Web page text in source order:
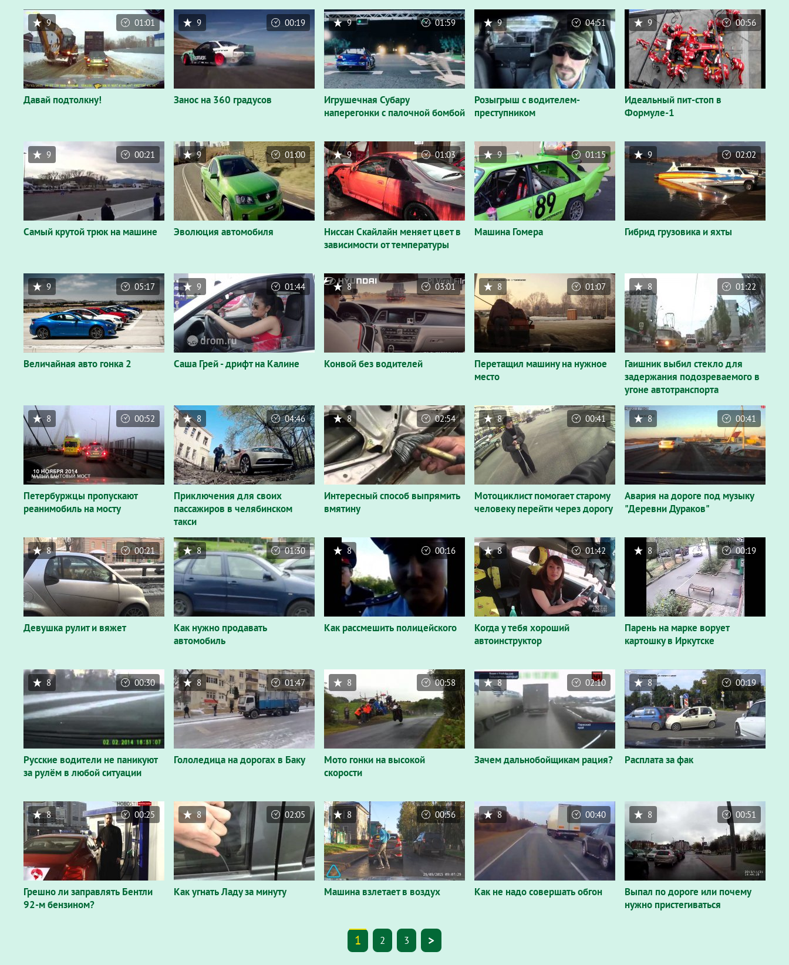
Давай подтолкну!
9 01:01
Занос на 360 градусов
9 00:19
Игрушечная Субару
наперегонки с палочной бомбой
9 01:59
Розыгрыш с водителем-
преступником
9 04:51
Идеальный пит-стоп в
Формуле-1
9 00:56
Самый крутой трюк на машине
9 00:21
Эволюция автомобиля
9 01:00
Ниссан Скайлайн меняет цвет в
зависимости от температуры
9 01:03
Машина Гомера
9 01:15
Гибрид грузовика и яхты
9 02:02
Величайная авто гонка 2
9 05:17
Саша Грей - дрифт на Калине
9 01:44
Конвой без водителей
8 03:01
Перетащил машину на нужное
место
8 01:07
Гаишник выбил стекло для
задержания подозреваемого в
угоне автотранспорта
8 01:22
Петербуржцы пропускают
реанимобиль на мосту
8 00:52
Приключения для своих
пассажиров в челябинском
такси
8 04:46
Интересный способ выпрямить
вмятину
8 02:54
Мотоциклист помогает старому
человеку перейти через дорогу
8 00:41
Авария на дороге под музыку
"Деревни Дураков"
8 00:41
Девушка рулит и вяжет
8 00:21
Как нужно продавать
автомобиль
8 01:30
Как рассмешить полицейского
8 00:16
Когда у тебя хороший
автоинструктор
8 01:42
Парень на марке ворует
картошку в Иркутске
8 00:19
Русские водители не паникуют
за рулём в любой ситуации
8 00:30
Гололедица на дорогах в Баку
8 01:47
Мото гонки на высокой
скорости
8 00:58
Зачем дальнобойщикам рация?
8 02:10
Расплата за фак
8 00:19
Грешно ли заправлять Бентли
92-м бензином?
8 00:25
Как угнать Ладу за минуту
8 02:05
Машина взлетает в воздух
8 00:56
Как не надо совершать обгон
8 00:40
Выпал по дороге или почему
нужно пристегиваться
8 00:51
1 2 3 >